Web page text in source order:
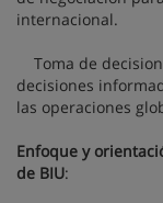
internacional.
Toma de
decisiones
las operaciones
Enfoque y
de BIU: